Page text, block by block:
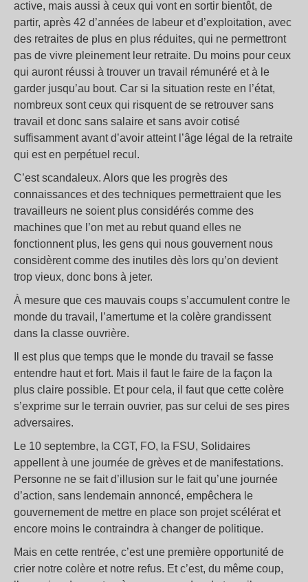
active, mais aussi à ceux qui vont en sortir bientôt, de
partir, après 42 d’années de labeur et d’exploitation, avec
des retraites de plus en plus réduites, qui ne permettront
pas de vivre pleinement leur retraite. Du moins pour ceux
qui auront réussi à trouver un travail rémunéré et à le
garder jusqu’au bout. Car si la situation reste en l’état,
nombreux sont ceux qui risquent de se retrouver sans
travail et donc sans salaire et sans avoir cotisé
suffisamment avant d’avoir atteint l’âge légal de la retraite
qui est en perpétuel recul.
C’est scandaleux. Alors que les progrès des
connaissances et des techniques permettraient que les
travailleurs ne soient plus considérés comme des
machines que l’on met au rebut quand elles ne
fonctionnent plus, les gens qui nous gouvernent nous
considèrent comme des inutiles dès lors qu’on devient
trop vieux, donc bons à jeter.
À mesure que ces mauvais coups s’accumulent contre le
monde du travail, l’amertume et la colère grandissent
dans la classe ouvrière.
Il est plus que temps que le monde du travail se fasse
entendre haut et fort. Mais il faut le faire de la façon la
plus claire possible. Et pour cela, il faut que cette colère
s’exprime sur le terrain ouvrier, pas sur celui de ses pires
adversaires.
Le 10 septembre, la CGT, FO, la FSU, Solidaires
appellent à une journée de grèves et de manifestations.
Personne ne se fait d’illusion sur le fait qu’une journée
d’action, sans lendemain annoncé, empêchera le
gouvernement de mettre en place son projet scélérat et
encore moins le contraindra à changer de politique.
Mais en cette rentrée, c’est une première opportunité de
crier notre colère et notre refus. Et c’est, du même coup,